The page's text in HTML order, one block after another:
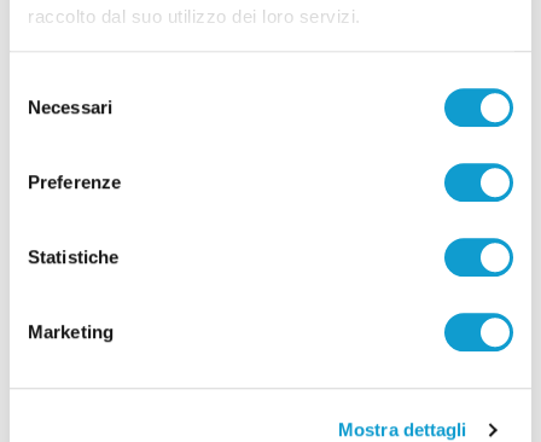
raccolto dal suo utilizzo dei loro servizi.
delNecessari
Preferenze
Statistiche
Marketing
Mostra dettagli